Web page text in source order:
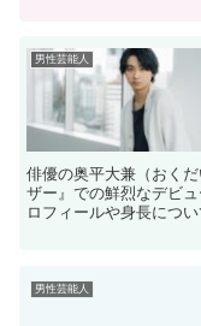
男性芸能人
俳優の奥平大兼（おく
ザー』での鮮烈なデビ
ロフィールや身長につ
男性芸能人